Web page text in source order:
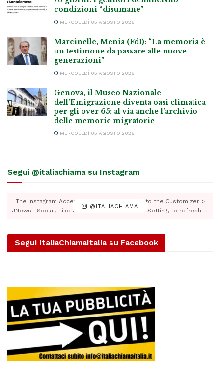
condizioni “disumane”
MERCOLEDÌ 05 AGOSTO 2026
Marcinelle, Menia (FdI): “La memoria è
un testimone da passare alle nuove
generazioni”
MERCOLEDÌ 05 AGOSTO 2026
Genova, il Museo Nazionale
dell’Emigrazione diventa oasi climatica
per gli over 65: al via anche l’archivio
delle memorie migratorie
MERCOLEDÌ 05 AGOSTO 2026
Segui @italiachiama su Instagram
@ITALIACHIAMA
The Instagram Access Token is expired, Go to the Customizer >
JNews : Social, Like & View > Instagram Feed Setting, to refresh it.
Segui ItaliaChiamaItalia su Facebook